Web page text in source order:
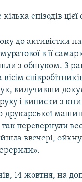
епізодів цієї
до активістки
в її
з обшуком. З
вилучивши
і виписки з
друкарської
перевернули
ввечері,
14 жовтня, на